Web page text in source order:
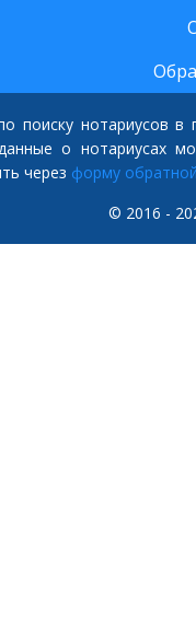
поиску нотариусов
о нотариусах
через форму
© 2016 -